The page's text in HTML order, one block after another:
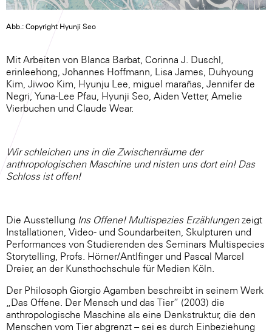
Abb.: Copyright Hyunji Seo
Mit Arbeiten von Blanca Barbat, Corinna J. Duschl,
erinleehong, Johannes Hoffmann, Lisa James, Duhyoung
Kim, Jiwoo Kim, Hyunju Lee, miguel marañas, Jennifer de
Negri, Yuna-Lee Pfau, Hyunji Seo, Aiden Vetter, Amelie
Vierbuchen und Claude Wear.
Wir schleichen uns in die Zwischenräume der
anthropologischen Maschine und nisten uns dort ein! Das
Schloss ist offen!
Die Ausstellung Ins Offene! Multispezies Erzählungenzeigt
Installationen, Video- und Soundarbeiten, Skulpturen und
Performances von Studierenden des Seminars Multispecies
Storytelling, Profs. Hörner/Antlfinger und Pascal Marcel
Dreier, an der Kunsthochschule für Medien Köln.
Der Philosoph Giorgio Agamben beschreibt in seinem Werk
„Das Offene. Der Mensch und das Tier“ (2003) die
anthropologische Maschine als eine Denkstruktur, die den
Menschen vom Tier abgrenzt – sei es durch Einbeziehung